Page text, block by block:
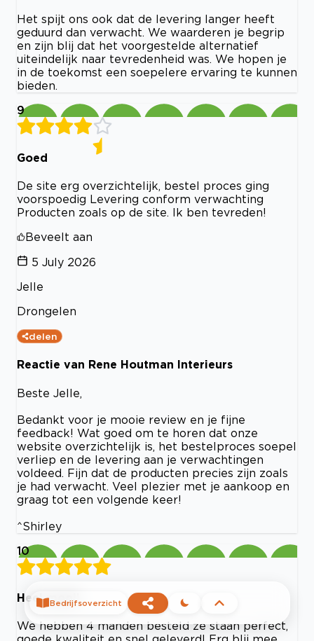
Het spijt ons ook dat de levering langer heeft
geduurd dan verwacht. We waarderen je begrip
en zijn blij dat het voorgestelde alternatief
uiteindelijk naar tevredenheid was. We hopen je
in de toekomst een soepelere ervaring te kunnen
bieden.
9
Goed
De site erg overzichtelijk, bestel proces ging
voorspoedig Levering conform verwachting
Producten zoals op de site. Ik ben tevreden!
Beveelt aan
5 July 2026
Jelle
Drongelen
delen
Reactie van Rene Houtman Interieurs
Beste Jelle,
Bedankt voor je mooie review en je fijne
feedback! Wat goed om te horen dat onze
website overzichtelijk is, het bestelproces soepel
verliep en de levering aan je verwachtingen
voldeed. Fijn dat de producten precies zijn zoals
je had verwacht. Veel plezier met je aankoop en
graag tot een volgende keer!
^Shirley
10
Heel mooi!
We hebben 4 manden besteld ze staan perfect,
Bedrijfsoverzicht